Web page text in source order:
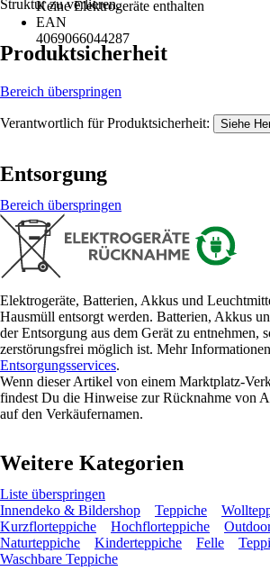
Keine Elektrogeräte enthalten
EAN
4069066044287
Struktur zu verlieren.
Produktsicherheit
Bereich überspringen
Verantwortlich für Produktsicherheit: Siehe
Entsorgung
Bereich überspringen
Elektrogeräte, Batterien, Akkus und
Hausmüll entsorgt werden. Batterien, Akkus
der Entsorgung aus dem Gerät zu entnehmen,
zerstörungsfrei möglich ist. Mehr
Entsorgungsservices.
Wenn dieser Artikel von einem Marktplatz-
findest Du die Hinweise zur Rücknahme von
auf den Verkäufernamen.
Weitere Kategorien
Liste überspringen
Innendeko & Bildershop
Teppiche
Kurzflorteppiche
Hochflorteppiche
Naturteppiche
Kinderteppiche Felle
Waschbare Teppiche